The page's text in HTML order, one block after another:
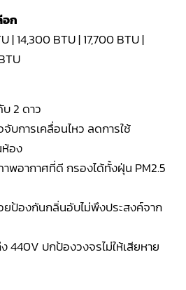
อก
| 14,300 BTU | 17,700 BTU |
2 ดาว
บการเคลื่อนไหว ลดการใช้
อง
อากาศที่ดี กรองได้ทั้งฝุ่น PM2.5
ยป้องกันกลิ่นอับไม่พึงประสงค์จาก
440V ปกป้องวงจรไม่ให้เสียหาย